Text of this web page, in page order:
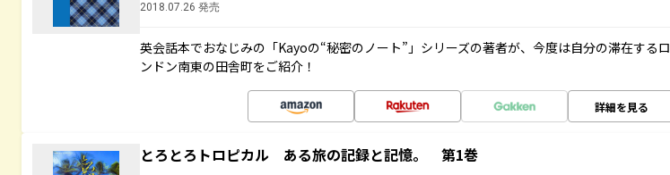
2018.07.26 発売
英会話本でおなじみの「Kayoの“秘密のノート”」シリーズの著者が、今度は自分の滞在するロ
ンドン南東の田舎町をご紹介！
詳細を見る
とろとろトロピカル ある旅の記録と記憶。 第1巻